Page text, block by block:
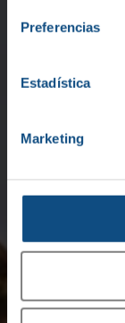
Preferencias
Estadística
Marketing
HABLEMOS